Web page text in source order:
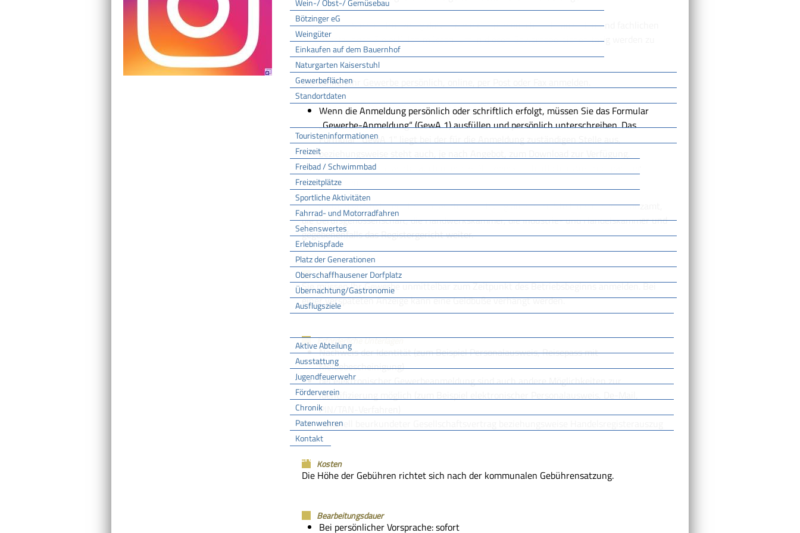
Wein-/ Obst-/ Gemüsebau
Bötzinger eG
Weingüter
Einkaufen auf dem Bauernhof
Naturgarten Kaiserstuhl
Gewerbeflächen
Standortdaten
Tourismus
Touristeninformationen
Freizeit
Freibad / Schwimmbad
Freizeitplätze
Sportliche Aktivitäten
Fahrrad- und Motorradfahren
Sehenswertes
Erlebnispfade
Platz der Generationen
Oberschaffhausener Dorfplatz
Übernachtung/Gastronomie
Ausflugsziele
Aktive Abteilung
Ausstattung
Jugendfeuerwehr
Förderverein
Chronik
Patenwehren
Kontakt
Vereine
Informieren Sie sich frühzeitig darüber, welche persönlichen, finanziellen und fachlichen
Voraussetzungen Sie erfüllen müssen, um in diesen Gewerbebereichen tätig werden zu
können.
Sie können Ihr Gewerbe persönlich, online, per Post oder Fax anmelden.
Wenn die Anmeldung persönlich oder schriftlich erfolgt, müssen Sie das Formular
„Gewerbe-Anmeldung“ (GewA 1) ausfüllen und persönlich unterschreiben. Das
Formular "GewA 1" liegt bei der für die Anmeldung zuständigen Stelle aus,
beziehungsweise steht auch, je nach Angebot, zum Download zur Verfügung.
Sie können Ihr Gewerbe auch über das Netzwerk einheitlicher Ansprechpartner
anmelden.
Die zuständige Stelle leitet die Gewerbeanmeldung an andere Stellen wie das Finanzamt,
die Berufsgenossenschaft, die Handwerkskammer, die Industrie- und Handelskammer und
gegebenenfalls das Registergericht weiter.
Fristen
Sie müssen Ihr Gewerbe unmittelbar zum Zeitpunkt des Betriebsbeginns anmelden. Bei
einer verspäteten Anzeige kann eine Geldbuße verhängt werden.
Erforderliche Unterlagen
Nachweis der Identität (zum Beispiel Personalausweis, Reisepass mit
Meldebescheinigung)
bei elektronischer Gewerbeanmeldung sind auch andere Möglichkeiten zur
Identifizierung möglich (zum Beispiel elektronischer Personalausweis, De-Mail,
PIN/TAN-Verfahren)
notariell beurkundeter Gesellschaftsvertrag beziehungsweise Handelsregisterauszug
Kosten
Die Höhe der Gebühren richtet sich nach der kommunalen Gebührensatzung.
Bearbeitungsdauer
Bei persönlicher Vorsprache: sofort